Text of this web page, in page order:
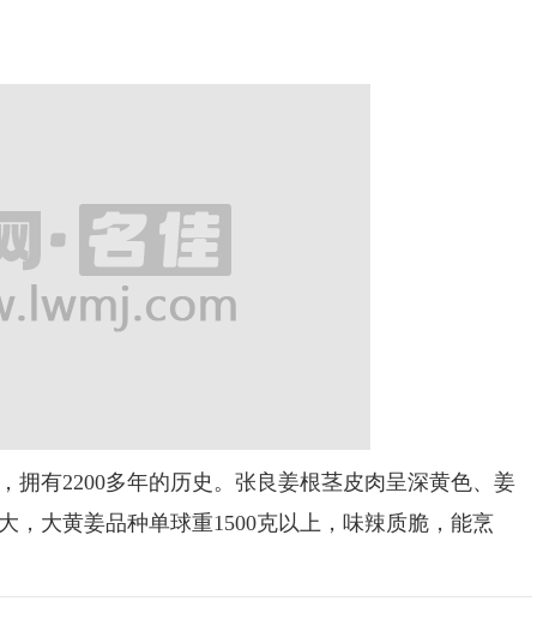
有2200多年的历史。张良姜根茎皮肉呈深黄色、姜
，大黄姜品种单球重1500克以上，味辣质脆，能烹